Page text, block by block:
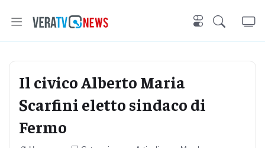
Il civico Alberto Maria
Scarfini eletto sindaco di
Fermo